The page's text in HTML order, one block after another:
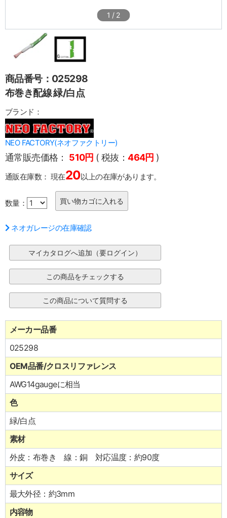
1 / 2
商品番号：025298
布巻き配線 緑/白点
ブランド：
NEO FACTORY(ネオファクトリー)
通常販売価格： 510円 ( 税抜：464円 )
通販在庫数： 現在20以上の在庫があります。
数量：
ネオガレージの在庫確認
メーカー品番
025298
OEM品番/クロスリファレンス
AWG14gaugeに相当
色
緑/白点
素材
外皮：布巻き 線：銅 対応温度：約90度
サイズ
最大外径：約3mm
内容物